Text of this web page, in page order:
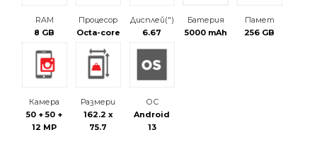
RAM
8 GB
Процесор
Octa-core
Дисплей(")
6.67
Батерия
5000 mAh
Памет
256 GB
Камера
50 + 50 +
12 MP
Размери
162.2 x
75.7
ОС
Android
13